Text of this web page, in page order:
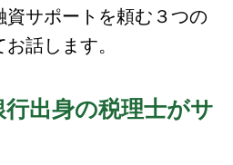
資サポートを頼む３つの
話します。
出身の税理士がサ